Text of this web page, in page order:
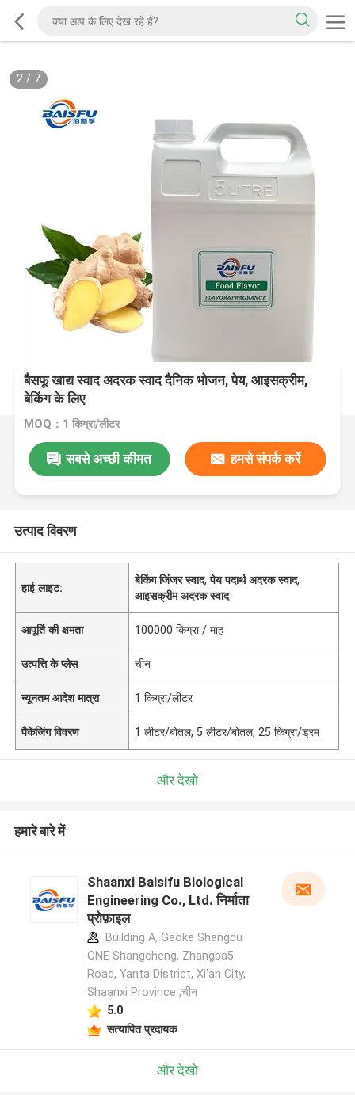
2/ 7
बैसफू खाद्य स्वाद अदरक स्वाद दैनिक भोजन, पेय, आइसक्रीम,
बेकिंग के लिए
MOQ：1 किग्रा/लीटर
सबसे अच्छी कीमत हमसे संपर्क करें
उत्पाद विवरण
हाई लाइट:
बेकिंग जिंजर स्वाद,पेय पदार्थ अदरक स्वाद,
आइसक्रीम अदरक स्वाद
आपूर्ति की क्षमता 100000 किग्रा / माह
उत्पत्ति के प्लेस चीन
न्यूनतम आदेश मात्रा 1 किग्रा/लीटर
पैकेजिंग विवरण 1 लीटर/बोतल, 5 लीटर/बोतल, 25 किग्रा/ड्रम
और देखो
हमारे बारे में
Shaanxi Baisifu Biological
Engineering Co., Ltd. निर्माता
प्रोफ़ाइल
Building A, Gaoke Shangdu
ONE Shangcheng, Zhangba5
Road, Yanta District, Xi'an City,
Shaanxi Province ,चीन
5.0
सत्यापित प्रदायक
और देखो